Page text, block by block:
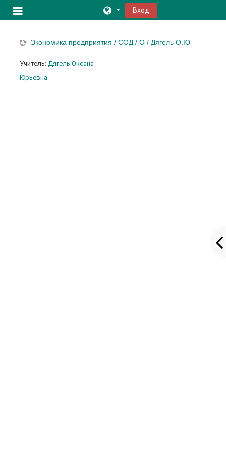
Боковая панель
Вход
Экономика предприятия / СОД / О / Дягель О.Ю
Учитель:Дягель Оксана
Юрьевна